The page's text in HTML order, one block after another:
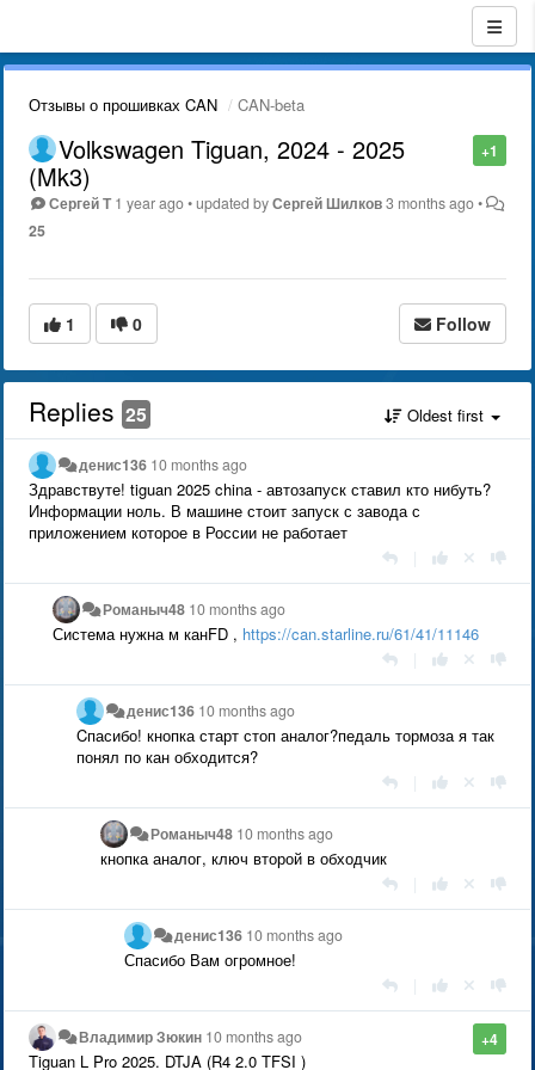
Отзывы о прошивках CAN CAN-beta
+1
Volkswagen Tiguan, 2024 - 2025
(Mk3)
Сергей Т1 year ago•updated byСергей Шилков3 months ago•
25
1 0 Follow
Replies 25 Oldest first
денис136 10 months ago
Здравствуте! tiguan 2025 china - автозапуск ставил кто нибуть?
Информации ноль. В машине стоит запуск с завода с
приложением которое в России не работает
Романыч48 10 months ago
Система нужна м канFD , https://can.starline.ru/61/41/11146
денис136 10 months ago
Cпасибо! кнопка старт стоп аналог?педаль тормоза я так
понял по кан обходится?
Романыч48 10 months ago
кнопка аналог, ключ второй в обходчик
денис136 10 months ago
Спасибо Вам огромное!
+4
Владимир Зюкин 10 months ago
Tiguan L Pro 2025. DTJA (R4 2.0 TFSI )